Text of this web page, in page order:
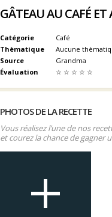
GÂTEAU AU CAFÉ
Catégorie
Café
Thèmatique
Aucune
Source
Grandma
Évaluation
☆ ☆ ☆ ☆ ☆
PHOTOS DE LA RECETTE
Vous réalisez l’une de nos
et courez la chance de gagner